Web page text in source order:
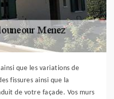
que les variations de
fissures ainsi que la
de votre façade. Vos murs